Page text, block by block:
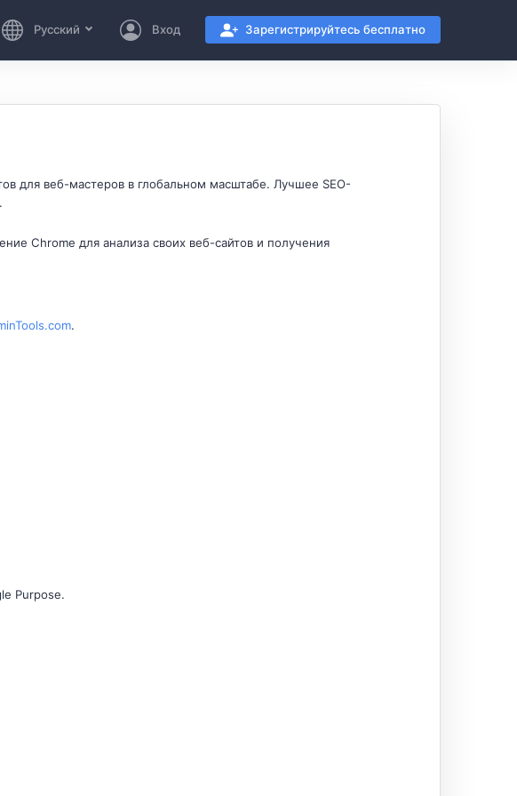
Русский Вход Зарегистрируйтесь бесплатно
для веб-мастеров в глобальном масштабе. Лучшее SEO-
Chrome для анализа своих веб-сайтов и получения
.
Purpose.